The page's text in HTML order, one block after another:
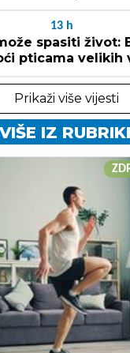
13 h
spasiti život:
pticama velikih
Prikaži više vijesti
IZ